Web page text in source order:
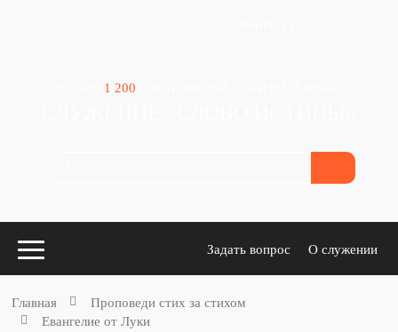
1 200
Задать вопрос О служении
Главная
Проповеди стих за стихом
Евангелие от Луки